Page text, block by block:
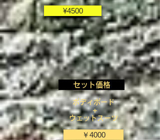
¥4500
セット価格
￥4000
ボディボード
+
ウェットスーツ